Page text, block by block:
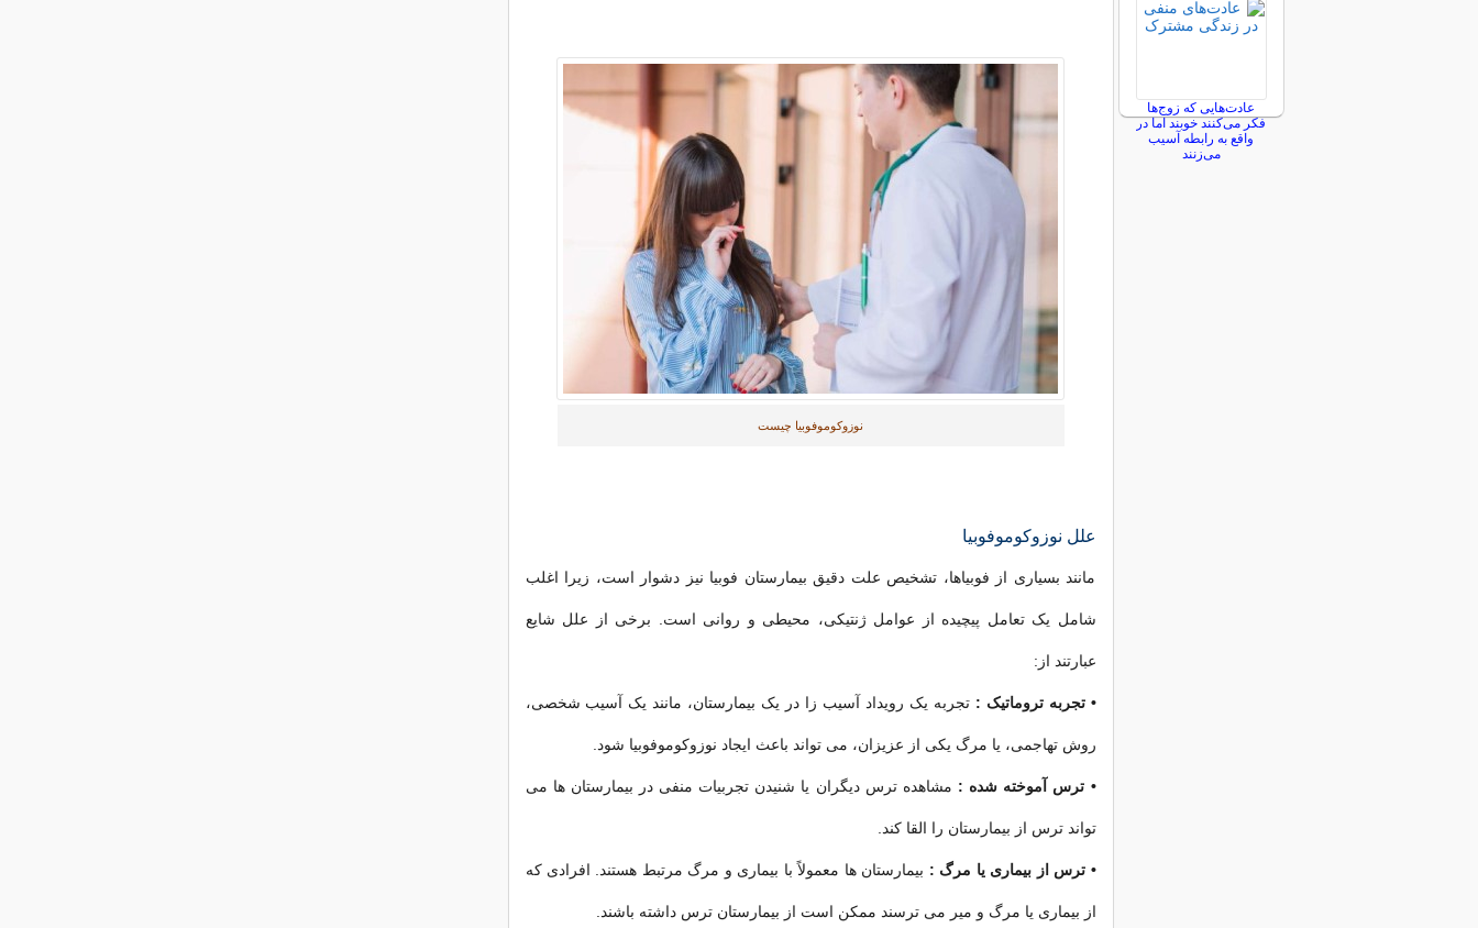
نوزوکوموفوبیا چیست
علل نوزوکوموفوبیا
مانند بسیاری از فوبیاها، تشخیص علت دقیق بیمارستان فوبیا نیز دشوار است، زیرا اغلب
شامل یک تعامل پیچیده از عوامل ژنتیکی، محیطی و روانی است. برخی از علل شایع
عبارتند از:
• تجربه تروماتیک : تجربه یک رویداد آسیب زا در یک بیمارستان، مانند یک آسیب شخصی،
روش تهاجمی، یا مرگ یکی از عزیزان، می تواند باعث ایجاد نوزوکوموفوبیا شود.
• ترس آموخته شده : مشاهده ترس دیگران یا شنیدن تجربیات منفی در بیمارستان ها می
تواند ترس از بیمارستان را القا کند.
• ترس از بیماری یا مرگ : بیمارستان ها معمولاً با بیماری و مرگ مرتبط هستند. افرادی که
از بیماری یا مرگ و میر می ترسند ممکن است از بیمارستان ترس داشته باشند.
عادت‌هایی که زوج‌ها
فکر می‌کنند خوبند اما در
واقع به رابطه آسیب
می‌زنند